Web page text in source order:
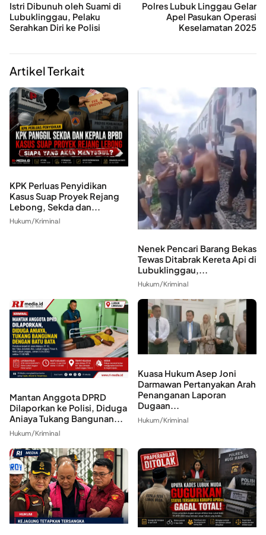
Istri Dibunuh oleh Suami di
Lubuklinggau, Pelaku
Serahkan Diri ke Polisi
Polres Lubuk Linggau Gelar
Apel Pasukan Operasi
Keselamatan 2025
Artikel Terkait
KPK Perluas Penyidikan
Kasus Suap Proyek Rejang
Lebong, Sekda dan...
Hukum/Kriminal
Nenek Pencari Barang Bekas
Tewas Ditabrak Kereta Api di
Lubuklinggau,...
Hukum/Kriminal
Mantan Anggota DPRD
Dilaporkan ke Polisi, Diduga
Aniaya Tukang Bangunan...
Hukum/Kriminal
Kuasa Hukum Asep Joni
Darmawan Pertanyakan Arah
Penanganan Laporan
Dugaan...
Hukum/Kriminal